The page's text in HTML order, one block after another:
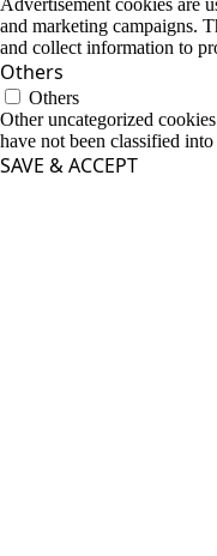
Advertisement cookies are
and marketing campaigns.
and collect information to
Others
Others
Other uncategorized
have not been classified
SAVE & ACCEPT